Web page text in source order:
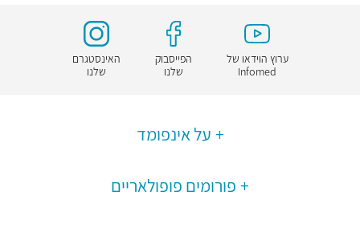
ערוץ הוידאו של
Infomed
הפייסבוק
שלנו
האינסטגרם
שלנו
על אינפומד
פורומים פופולאריים